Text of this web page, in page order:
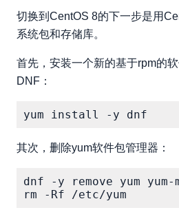
切换到CentOS 8的下一步是用
系统包和存储库。
首先，安装一个新的基于rpm的
DNF：
其次，删除yum软件包管理器：
dnf -y remove yum